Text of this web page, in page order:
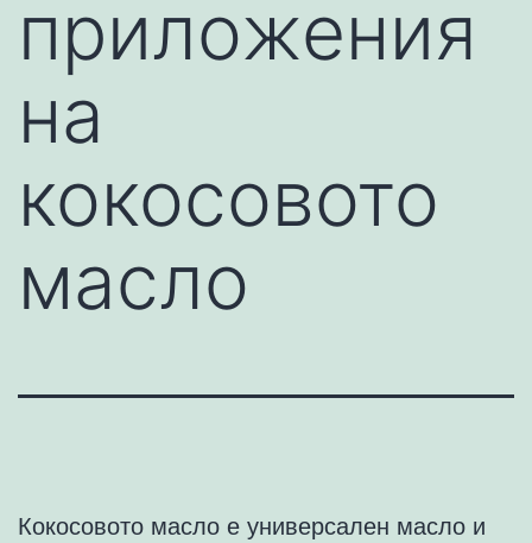
приложения
на
кокосовото
масло
Кокосовото масло е универсален масло и